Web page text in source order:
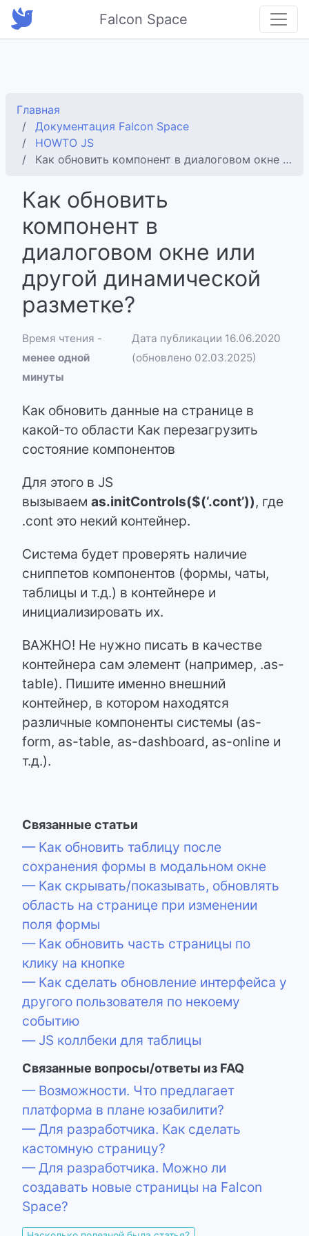
Falcon Space
Главная
Документация Falcon Space
HOWTO JS
Как обновить компонент в диалоговом окне или другой динамической разметке?
Как обновить
компонент в
диалоговом окне или
другой динамической
разметке?
Время чтения -
менее одной
минуты
Дата публикации 16.06.2020
(обновлено 02.03.2025)
Как обновить данные на странице в
какой-то области Как перезагрузить
состояние компонентов
Для этого в JS
вызываем as.initControls($(‘.cont’)), где
.cont это некий контейнер.
Система будет проверять наличие
сниппетов компонентов (формы, чаты,
таблицы и т.д.) в контейнере и
инициализировать их.
ВАЖНО! Не нужно писать в качестве
контейнера сам элемент (например, .as-
table). Пишите именно внешний
контейнер, в котором находятся
различные компоненты системы (as-
form, as-table, as-dashboard, as-online и
т.д.).
Связанные статьи
— Как обновить таблицу после
сохранения формы в модальном окне
— Как скрывать/показывать, обновлять
область на странице при изменении
поля формы
— Как обновить часть страницы по
клику на кнопке
— Как сделать обновление интерфейса у
другого пользователя по некоему
событию
— JS коллбеки для таблицы
Связанные вопросы/ответы из FAQ
— Возможности. Что предлагает
платформа в плане юзабилити?
— Для разработчика. Как сделать
кастомную страницу?
— Для разработчика. Можно ли
создавать новые страницы на Falcon
Space?